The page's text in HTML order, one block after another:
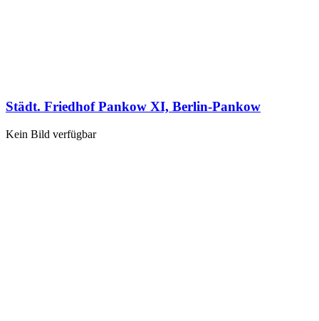
Städt. Friedhof Pankow XI, Berlin-Pankow
Kein Bild verfügbar